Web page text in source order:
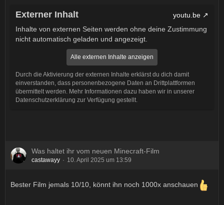
Externer Inhalt
youtu.be
Inhalte von externen Seiten werden ohne deine Zustimmung
nicht automatisch geladen und angezeigt.
Alle externen Inhalte anzeigen
Durch die Aktivierung der externen Inhalte erklärst du dich damit
einverstanden, dass personenbezogene Daten an Drittplattformen
übermittelt werden. Mehr Informationen dazu haben wir in unserer
Datenschutzerklärung zur Verfügung gestellt.
Was haltet ihr vom neuen Minecraft-Film
castawayy 10. April 2025 um 13:59
Bester Film jemals 10/10, könnt ihn noch 1000x anschauen